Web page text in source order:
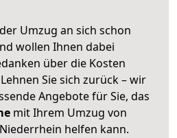
Umzug an sich schon
wollen Ihnen dabei
über die Kosten
Sie sich zurück – wir
Angebote für Sie, das
mit Ihrem Umzug von
helfen kann.